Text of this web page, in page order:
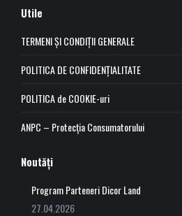
opens
in
window
in
window
in
window
in
window
Utile
TERMENI ȘI CONDIȚII GENERALE
POLITICA DE CONFIDENȚIALITATE
POLITICA de COOKIE-uri
ANPC – Protecția Consumatorului
Noutăți
Program Parteneri Dicor Land
27.04.2026